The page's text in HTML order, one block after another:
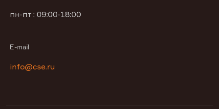
пн-пт : 09:00-18:00
E-mail
info@cse.ru